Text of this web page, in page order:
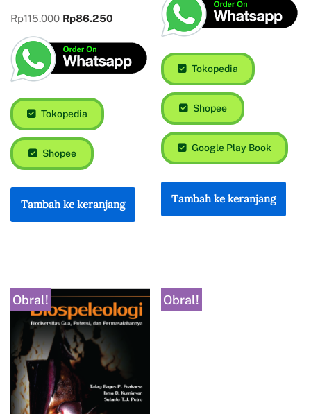
Rp115.000 Rp86.250
Tokopedia
Shopee
Tambah ke keranjang
Tokopedia
Shopee
Google Play Book
Tambah ke keranjang
Obral! Obral!